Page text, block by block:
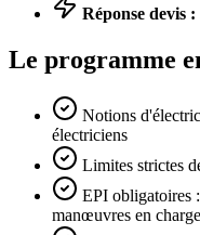
Réponse devis :
Le programme
Notions
électriciens
Limites strictes
EPI obligatoires
manœuvres en charge